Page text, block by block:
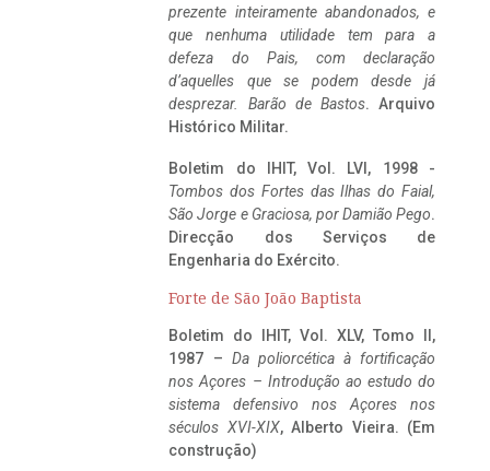
prezente inteiramente abandonados, e
que nenhuma utilidade tem para a
defeza do Pais, com declaração
d’aquelles que se podem desde já
desprezar. Barão de Bastos. Arquivo
Histórico Militar.
Boletim do IHIT, Vol. LVI, 1998 -
Tombos dos Fortes das Ilhas do Faial,
São Jorge e Graciosa, por Damião Pego.
Direcção dos Serviços de
Engenharia do Exército.
Forte de São João Baptista
Boletim do IHIT, Vol. XLV, Tomo II,
1987 – Da poliorcética à fortificação
nos Açores – Introdução ao estudo do
sistema defensivo nos Açores nos
séculos XVI-XIX, Alberto Vieira. (Em
construção)